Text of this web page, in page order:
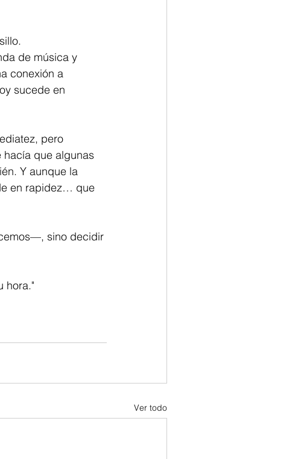
de música y
conexión a
sucede en
pero
que algunas
Y aunque la
en rapidez… que
sino decidir
hora."
Ver todo